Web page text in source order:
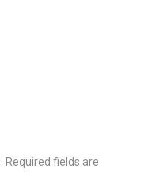
Required fields are